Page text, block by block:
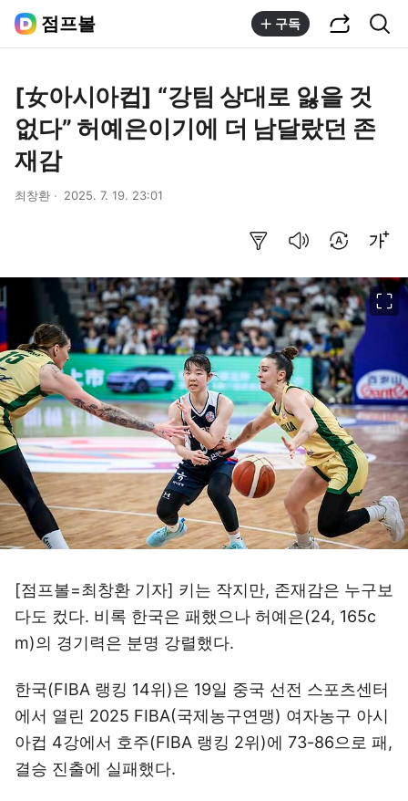
점프볼 구독
[女아시아컵] “강팀 상대로 잃을 것
없다” 허예은이기에 더 남달랐던 존
재감
최창환 2025. 7. 19. 23:01
[점프볼=최창환 기자] 키는 작지만, 존재감은 누구보
다도 컸다. 비록 한국은 패했으나 허예은(24, 165c
m)의 경기력은 분명 강렬했다.
한국(FIBA 랭킹 14위)은 19일 중국 선전 스포츠센터
에서 열린 2025 FIBA(국제농구연맹) 여자농구 아시
아컵 4강에서 호주(FIBA 랭킹 2위)에 73-86으로 패,
결승 진출에 실패했다.